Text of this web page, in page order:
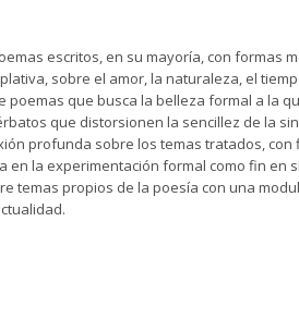
escritos, en su mayoría, con formas
sobre el amor, la naturaleza, el
que busca la belleza formal a la
que distorsionen la sencillez de la
profunda sobre los temas tratados,
la experimentación formal como fin en
propios de la poesía con una